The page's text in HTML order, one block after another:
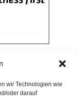
wir Technologien wie
oder darauf